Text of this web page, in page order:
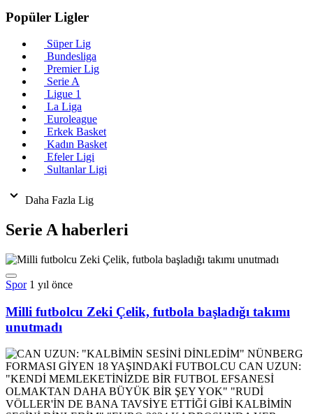
Popüler Ligler
Süper Lig
Bundesliga
Premier Lig
Serie A
Ligue 1
La Liga
Euroleague
Erkek Basket
Kadın Basket
Efeler Ligi
Sultanlar Ligi
Daha Fazla Lig
Serie A haberleri
Spor 1 yıl önce
Milli futbolcu Zeki Çelik, futbola başladığı takımı
unutmadı